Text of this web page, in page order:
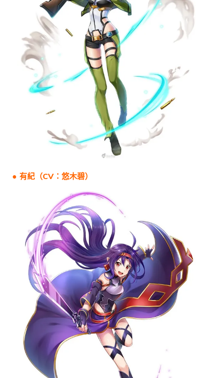
● 有紀（CV：悠木碧）